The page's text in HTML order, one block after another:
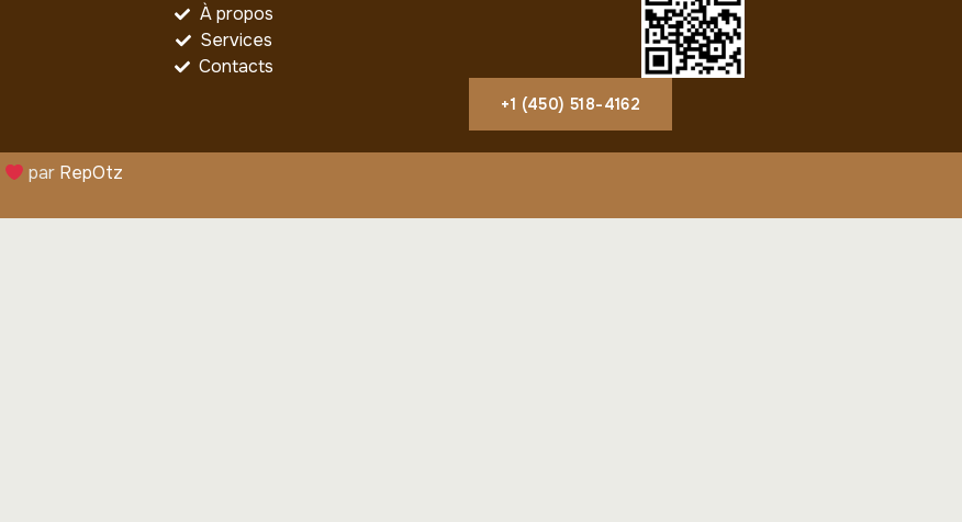
À propos
Services
Contacts
+1 (450) 518-4162
par RepOtz